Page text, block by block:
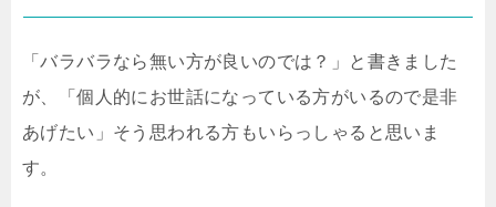
「バラバラなら無い方が良いのでは？」と書きました
が、「個人的にお世話になっている方がいるので是非
あげたい」そう思われる方もいらっしゃると思いま
す。